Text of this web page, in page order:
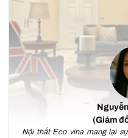
(Giám
Nội thất Eco vina mang lại